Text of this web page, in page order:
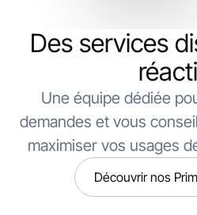
Des services
Une équipe dédiée
demandes et vous
maximiser vos usages
Découvrir nos